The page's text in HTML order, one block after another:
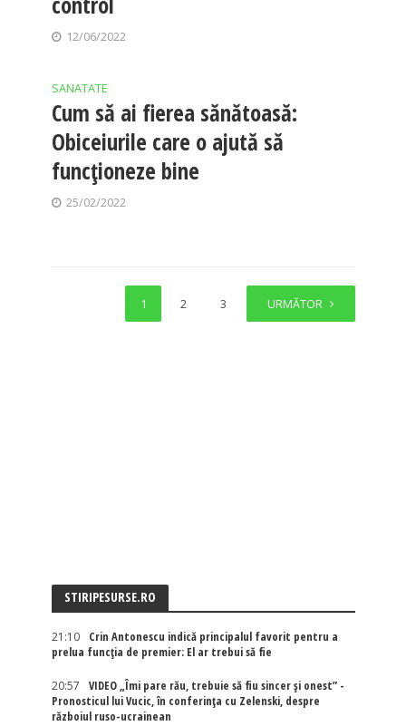
12/06/2022
SANATATE
Cum să ai fierea sănătoasă:
Obiceiurile care o ajută să
funcționeze bine
25/02/2022
1 2 3 URMĂTOR
STIRIPESURSE.RO
21:10
Crin Antonescu indică principalul favorit pentru a
prelua funcția de premier: El ar trebui să fie
20:57
VIDEO „Îmi pare rău, trebuie să fiu sincer și onest” -
Pronosticul lui Vucic, în conferința cu Zelenski, despre
războiul ruso-ucrainean